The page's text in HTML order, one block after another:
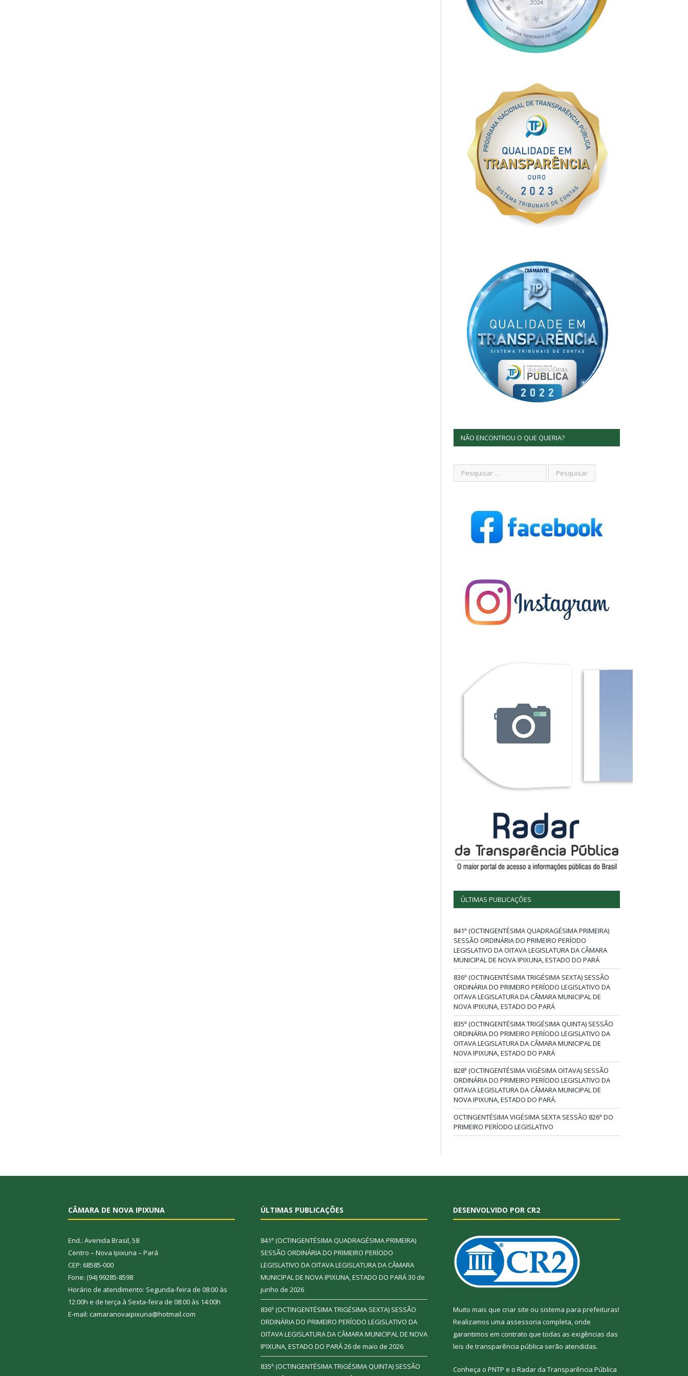
NÃO ENCONTROU O QUE QUERIA?
ÚLTIMAS PUBLICAÇÕES
841ª (OCTINGENTÉSIMA QUADRAGÉSIMA PRIMEIRA)
SESSÃO ORDINÁRIA DO PRIMEIRO PERÍODO
LEGISLATIVO DA OITAVA LEGISLATURA DA CÂMARA
MUNICIPAL DE NOVA IPIXUNA, ESTADO DO PARÁ
836ª (OCTINGENTÉSIMA TRIGÉSIMA SEXTA) SESSÃO
ORDINÁRIA DO PRIMEIRO PERÍODO LEGISLATIVO DA
OITAVA LEGISLATURA DA CÂMARA MUNICIPAL DE
NOVA IPIXUNA, ESTADO DO PARÁ
835ª (OCTINGENTÉSIMA TRIGÉSIMA QUINTA) SESSÃO
ORDINÁRIA DO PRIMEIRO PERÍODO LEGISLATIVO DA
OITAVA LEGISLATURA DA CÂMARA MUNICIPAL DE
NOVA IPIXUNA, ESTADO DO PARÁ
828ª (OCTINGENTÉSIMA VIGÉSIMA OITAVA) SESSÃO
ORDINÁRIA DO PRIMEIRO PERÍODO LEGISLATIVO DA
OITAVA LEGISLATURA DA CÂMARA MUNICIPAL DE
NOVA IPIXUNA, ESTADO DO PARÁ.
OCTINGENTÉSIMA VIGÉSIMA SEXTA SESSÃO 826ª DO
PRIMEIRO PERÍODO LEGISLATIVO
CÂMARA DE NOVA IPIXUNA
End.: Avenida Brasil, 58
Centro – Nova Ipixuna – Pará
CEP: 68585-000
Fone: (94) 99285-8598
Horário de atendimento: Segunda-feira de 08:00 às
12:00h e de terça à Sexta-feira de 08:00 às 14:00h
E-mail: camaranovaipixuna@hotmail.com
ÚLTIMAS PUBLICAÇÕES
841ª (OCTINGENTÉSIMA QUADRAGÉSIMA PRIMEIRA)
SESSÃO ORDINÁRIA DO PRIMEIRO PERÍODO
LEGISLATIVO DA OITAVA LEGISLATURA DA CÂMARA
MUNICIPAL DE NOVA IPIXUNA, ESTADO DO PARÁ30 de
junho de 2026
836ª (OCTINGENTÉSIMA TRIGÉSIMA SEXTA) SESSÃO
ORDINÁRIA DO PRIMEIRO PERÍODO LEGISLATIVO DA
OITAVA LEGISLATURA DA CÂMARA MUNICIPAL DE NOVA
IPIXUNA, ESTADO DO PARÁ26 de maio de 2026
835ª (OCTINGENTÉSIMA TRIGÉSIMA QUINTA) SESSÃO
DESENVOLVIDO POR CR2
Muito mais que criar site ou sistema para prefeituras!
Realizamos uma assessoria completa, onde
garantimos em contrato que todas as exigências das
leis de transparência pública serão atendidas.
Conheça o PNTP e o Radar da Transparência Pública